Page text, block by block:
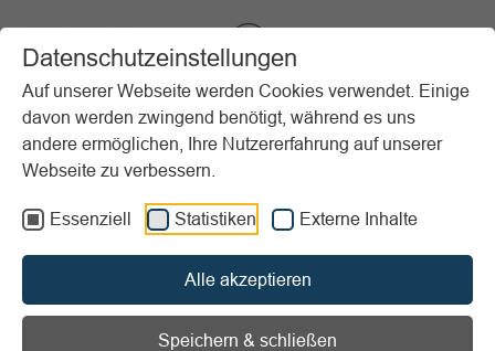
Datenschutzeinstellungen
Auf unserer Webseite werden Cookies verwendet. Einige
davon werden zwingend benötigt, während es uns
andere ermöglichen, Ihre Nutzererfahrung auf unserer
Webseite zu verbessern.
Essenziell Statistiken Externe Inhalte
Alle akzeptieren
Speichern & schließen
Vereinsmanagement
Marketing
Veranstaltungsmanagement
Rechtliche Aspekte
Versammlungsstättenverordnung